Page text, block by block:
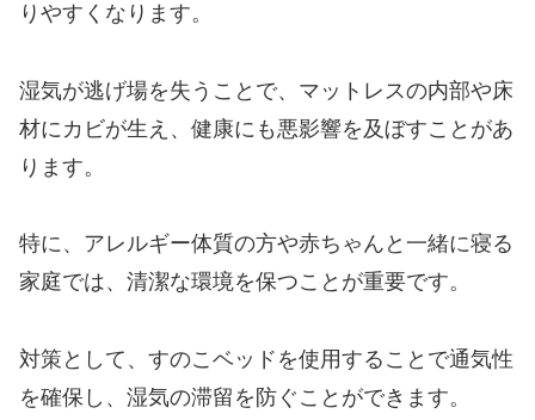
りやすくなります。
湿気が逃げ場を失うことで、マットレスの内部や床
材にカビが生え、健康にも悪影響を及ぼすことがあ
ります。
特に、アレルギー体質の方や赤ちゃんと一緒に寝る
家庭では、清潔な環境を保つことが重要です。
対策として、すのこベッドを使用することで通気性
を確保し、湿気の滞留を防ぐことができます。